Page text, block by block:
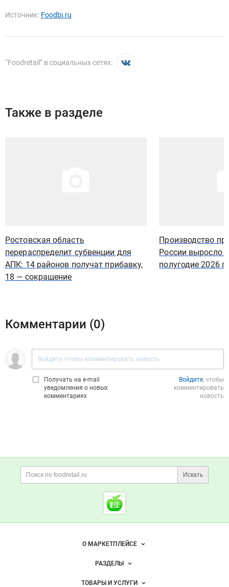
Источник: Foodbi.ru
“Foodretail” в социальных сетях:
Также в разделе
Ростовская область
перераспределит субвенции для
АПК: 14 районов получат прибавку,
18 — сокращение
Производство
России выросло
полугодие 2026
Комментарии (0)
Получать на e‑mail
уведомления о новых
комментариях
Войдите, чтобы
комментировать
новость
Дополнительная информация
Поиск по сайту и
Искать
Cсылки на полезные
Foodretail.ru
— продукты
Важные разделы и контакты
Навигация по сайтуО МАРКЕТПЛЕЙСЕ
Новости Foodretail.ru
РАЗДЕЛЫ
Объявления
ТОВАРЫ И УСЛУГИ